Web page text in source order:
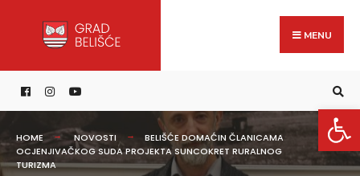
content
MENU
HOME NOVOSTI
BELIŠĆE DOMAĆIN ČLANICAMA
OCJENJIVAČKOG SUDA PROJEKTA SUNCOKRET RURALNOG
TURIZMA
for: